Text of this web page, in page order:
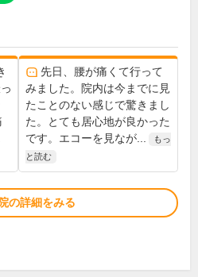
先日、腰が痛くて行って
みました。院内は今までに見
たことのない感じで驚きまし
た。とても居心地が良かった
です。エコーを見なが...
もっ
と読む
の詳細をみる